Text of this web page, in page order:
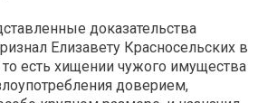
доказательства
Елизавету Красносельских в
есть хищении чужого имущества
доверием,